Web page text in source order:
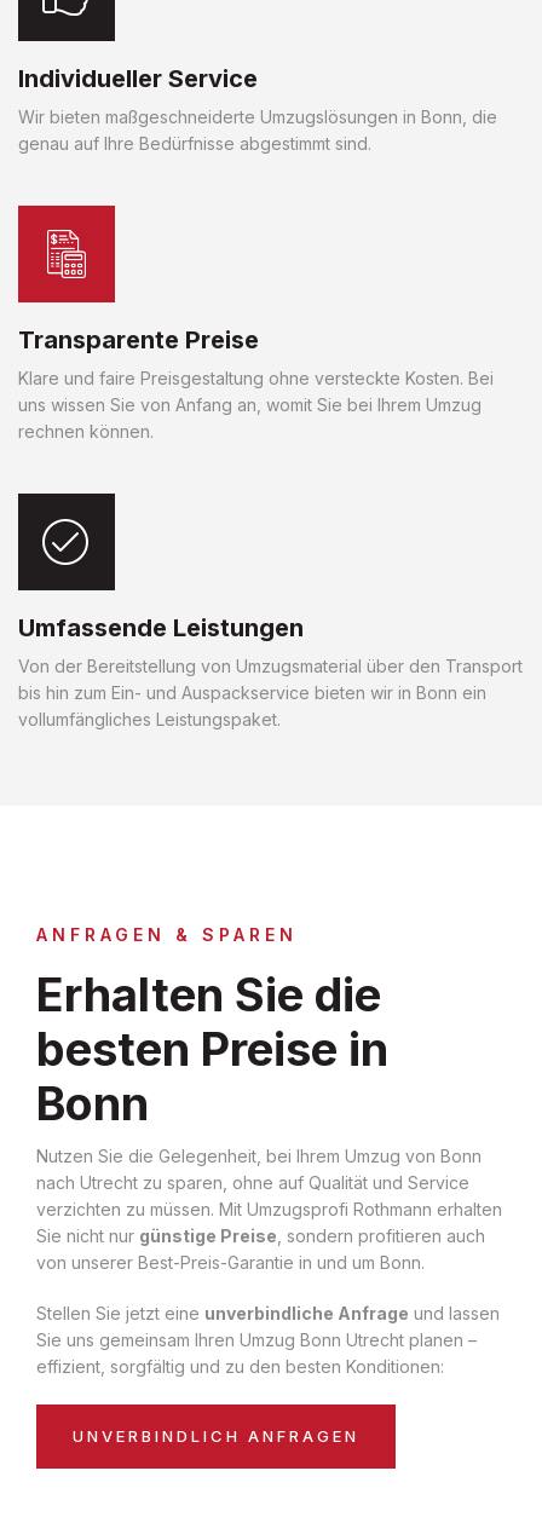
Individueller Service
Wir bieten maßgeschneiderte Umzugslösungen in Bonn, die
genau auf Ihre Bedürfnisse abgestimmt sind.
Transparente Preise
Klare und faire Preisgestaltung ohne versteckte Kosten. Bei
uns wissen Sie von Anfang an, womit Sie bei Ihrem Umzug
rechnen können.
Umfassende Leistungen
Von der Bereitstellung von Umzugsmaterial über den Transport
bis hin zum Ein- und Auspackservice bieten wir in Bonn ein
vollumfängliches Leistungspaket.
ANFRAGEN & SPAREN
Erhalten Sie die
besten Preise in
Bonn
Nutzen Sie die Gelegenheit, bei Ihrem Umzug von Bonn
nach Utrecht zu sparen, ohne auf Qualität und Service
verzichten zu müssen. Mit Umzugsprofi Rothmann erhalten
Sie nicht nur günstige Preise , sondern profitieren auch
von unserer Best-Preis-Garantie in und um Bonn.
Stellen Sie jetzt eine unverbindliche Anfrage und lassen
Sie uns gemeinsam Ihren Umzug Bonn Utrecht planen –
effizient, sorgfältig und zu den besten Konditionen:
UNVERBINDLICH ANFRAGEN